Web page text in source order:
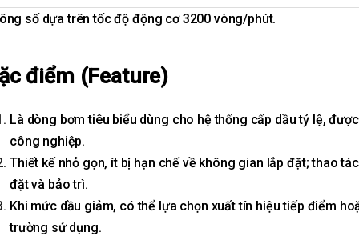
số dựa trên tốc độ động cơ 3200 vòng/phút.
điểm (Feature)
Là dòng bơm tiêu biểu dùng cho hệ thống cấp dầu tỷ lệ,
công nghiệp.
Thiết kế nhỏ gọn, ít bị hạn chế về không gian lắp đặt; thao
đặt và bảo trì.
Khi mức dầu giảm, có thể lựa chọn xuất tín hiệu tiếp điểm
trường sử dụng.